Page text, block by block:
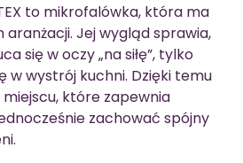
to mikrofalówka, która ma
Jej wygląd sprawia,
się w oczy „na siłę”, tylko
w wystrój kuchni. Dzięki temu
które zapewnia
zachować spójny